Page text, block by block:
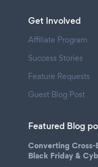
Get Involved
Affiliate Program
Success Stories
Feature Requests
Guest Blog Post
Featured Blog
Converting Cross-
Black Friday &